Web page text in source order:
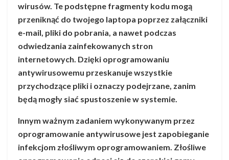
wirusów. Te podstępne fragmenty kodu mogą
przeniknąć do twojego laptopa poprzez załączniki
e-mail, pliki do pobrania, a nawet podczas
odwiedzania zainfekowanych stron
internetowych. Dzięki oprogramowaniu
antywirusowemu przeskanuje wszystkie
przychodzące pliki i oznaczy podejrzane, zanim
będą mogły siać spustoszenie w systemie.
Innym ważnym zadaniem wykonywanym przez
oprogramowanie antywirusowe jest zapobieganie
infekcjom złośliwym oprogramowaniem. Złośliwe